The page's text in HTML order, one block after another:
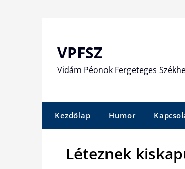
VPFSZ
Vidám Péonok Fergeteges
Kezdőlap Humor
Léteznek